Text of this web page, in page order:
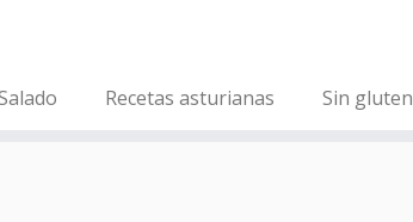
Recetas asturianas Sin gluten